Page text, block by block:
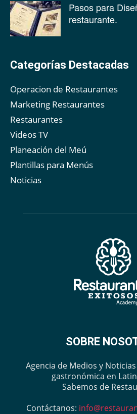
Pasos para
restaurante.
Categorías Destacadas
Operacion de Restaurantes
Marketing Restaurantes
Restaurantes
Videos TV
Planeación del Meú
Plantillas para Menús
Noticias
SOBRE
Agencia de Medios y
gastronómica en
Sabemos de
Contáctanos: